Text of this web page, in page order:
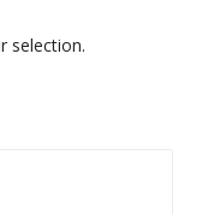
selection.